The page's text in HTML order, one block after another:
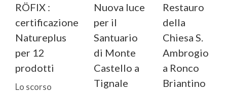
RÖFIX :
certificazione
Natureplus
per 12
prodotti
Lo scorso
Nuova luce
per il
Santuario
di Monte
Castello a
Tignale
Restauro
della
Chiesa S.
Ambrogio
a Ronco
Briantino